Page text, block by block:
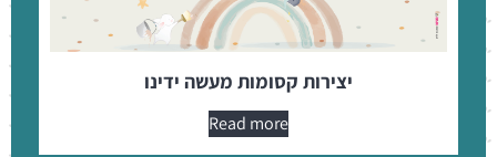
יצירות קסומות מעשה ידינו
Read more